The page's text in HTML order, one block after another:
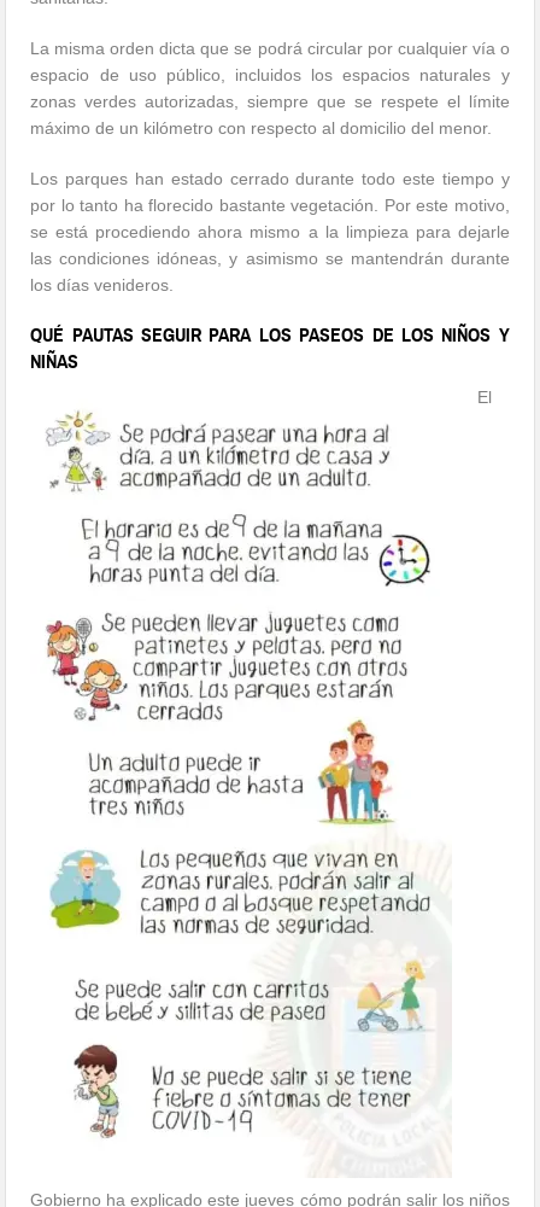
La misma orden dicta que se podrá circular por cualquier vía o
espacio de uso público, incluidos los espacios naturales y
zonas verdes autorizadas, siempre que se respete el límite
máximo de un kilómetro con respecto al domicilio del menor.
Los parques han estado cerrado durante todo este tiempo y
por lo tanto ha florecido bastante vegetación. Por este motivo,
se está procediendo ahora mismo a la limpieza para dejarle
las condiciones idóneas, y asimismo se mantendrán durante
los días venideros.
QUÉ PAUTAS SEGUIR PARA LOS PASEOS DE LOS NIÑOS Y
NIÑAS
El
Gobierno ha explicado este jueves cómo podrán salir los niños